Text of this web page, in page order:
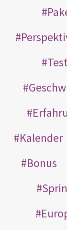
Kalender
Bonus